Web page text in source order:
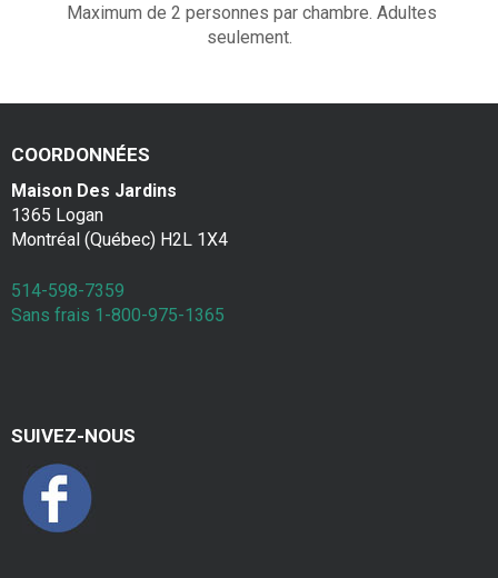
Maximum de 2 personnes par chambre. Adultes
seulement.
COORDONNÉES
Maison Des Jardins
1365 Logan
Montréal (Québec) H2L 1X4
514-598-7359
Sans frais 1-800-975-1365
SUIVEZ-NOUS